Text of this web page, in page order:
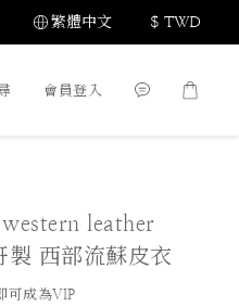
繁體中文 $ TWD
會員登入
leather
西部流蘇皮衣
可成為VIP